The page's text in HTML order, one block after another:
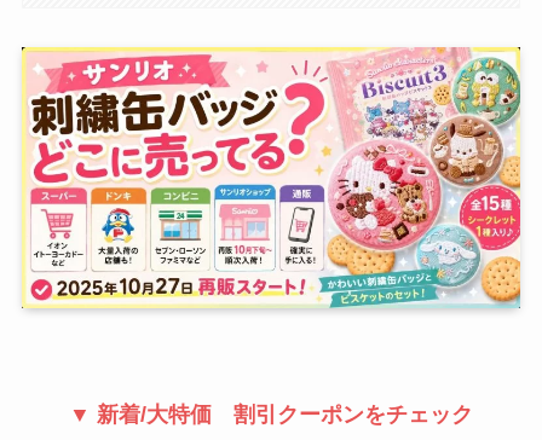
▼ 新着/大特価 割引クーポンをチェック